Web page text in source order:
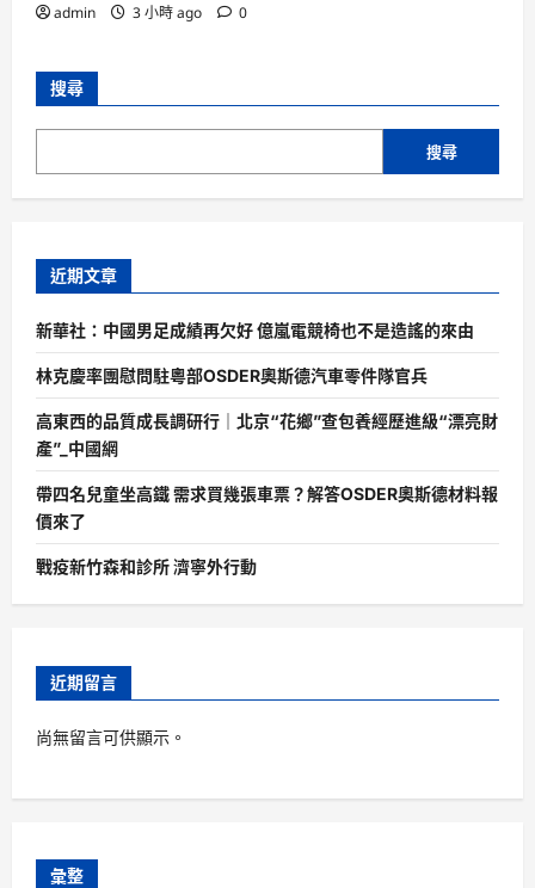
admin 3 小時 ago 0
搜尋
搜尋
近期文章
新華社：中國男足成績再欠好 億嵐電競椅也不是造謠的來由
林克慶率團慰問駐粵部OSDER奧斯德汽車零件隊官兵
高東西的品質成長調研行｜北京“花鄉”查包養經歷進級“漂亮財
產”_中國網
帶四名兒童坐高鐵 需求買幾張車票？解答OSDER奧斯德材料報
價來了
戰疫新竹森和診所 濟寧外行動
近期留言
尚無留言可供顯示。
彙整